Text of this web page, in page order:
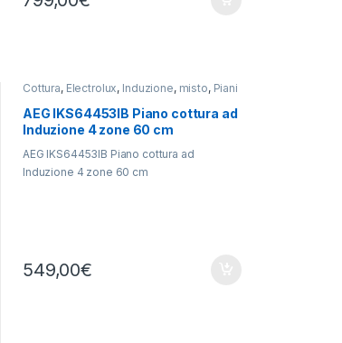
Cottura, Electrolux, Induzione, misto, Piani
AEG IKS64453IB Piano cottura ad
Induzione 4 zone 60 cm
AEG IKS64453IB Piano cottura ad
Induzione 4 zone 60 cm
549,00€